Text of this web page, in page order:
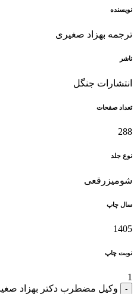
نویسنده
ترجمه بهزاد صغیری
ناشر
انتشارات جنگل
تعداد صفحات
288
نوع جلد
شومیزرقعی
سال چاپ
1405
نوبت چاپ
1
وکیل مضطرب دکتر بهزاد